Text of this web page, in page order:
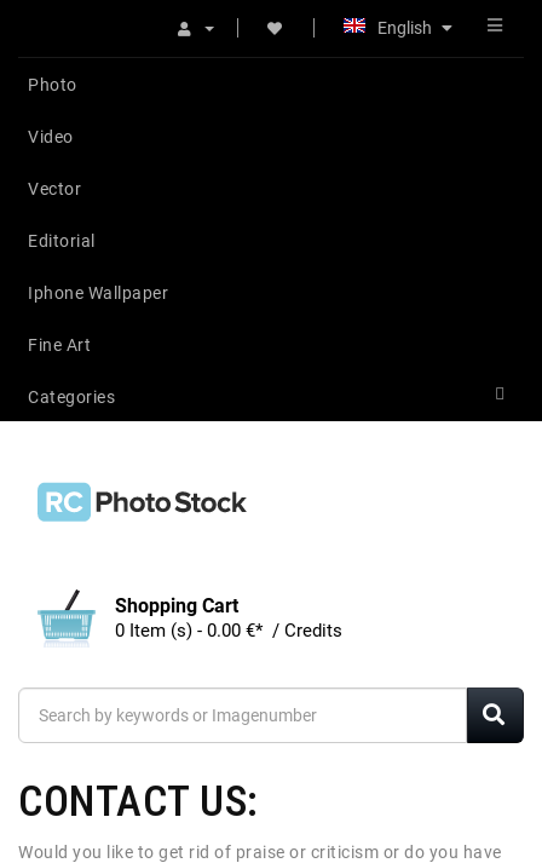
English
Photo
Video
Vector
Editorial
Iphone Wallpaper
Fine Art
Categories
Shopping Cart
0 Item (s) - 0.00 €* / Credits
CONTACT US:
Would you like to get rid of praise or criticism or do you have